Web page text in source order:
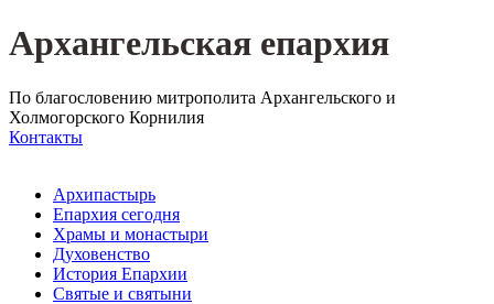
Архангельская епархия
По благословению митрополита Архангельского и
Холмогорского Корнилия
Контакты
Архипастырь
Епархия сегодня
Храмы и монастыри
Духовенство
История Епархии
Святые и святыни